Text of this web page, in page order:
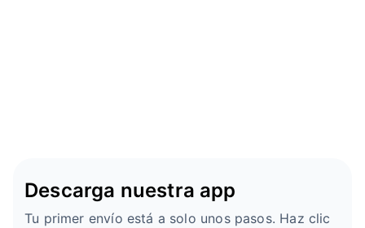
Descarga nuestra app
Tu primer envío está a solo unos pasos. Haz clic